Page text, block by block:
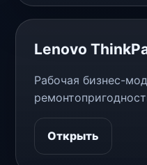
Lenovo
Рабочая бизнес-
Открыть